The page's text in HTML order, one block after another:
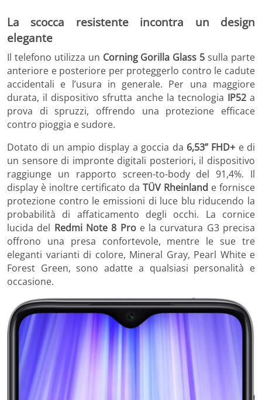
La scocca resistente incontra un design
elegante
Il telefono utilizza un Corning Gorilla Glass 5 sulla parte
anteriore e posteriore per proteggerlo contro le cadute
accidentali e l’usura in generale. Per una maggiore
durata, il dispositivo sfrutta anche la tecnologia IP52a
prova di spruzzi, offrendo una protezione efficace
contro pioggia e sudore.
Dotato di un ampio display a goccia da 6,53” FHD+ e di
un sensore di impronte digitali posteriori, il dispositivo
raggiunge un rapporto screen-to-body del 91,4%. Il
display è inoltre certificato da TÜV Rheinland e fornisce
protezione contro le emissioni di luce blu riducendo la
probabilità di affaticamento degli occhi. La cornice
lucida del Redmi Note 8 Proe la curvatura G3 precisa
offrono una presa confortevole, mentre le sue tre
eleganti varianti di colore, Mineral Gray, Pearl White e
Forest Green, sono adatte a qualsiasi personalità e
occasione.